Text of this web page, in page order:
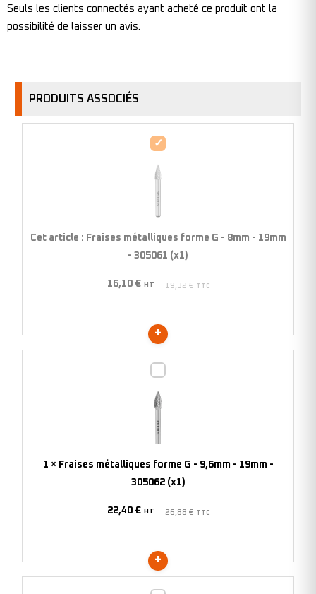
Seuls les clients connectés ayant acheté ce produit ont la
possibilité de laisser un avis.
PRODUITS ASSOCIÉS
Fraises
forme
-
Cet article : Fraises métalliques forme G - 8mm - 19mm
- 305061 (x1)
16,10 € HT 19,32 € TTC
forme
-
1 × Fraises métalliques forme G - 9,6mm - 19mm -
305062 (x1)
22,40 € HT 26,88 € TTC